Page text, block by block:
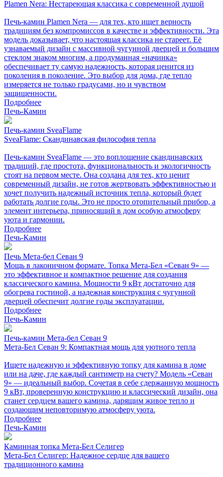
Plamen Nera: Нестареющая классика с современной душой
Печь-камин Plamen Nera — для тех, кто ищет верность
традициям без компромиссов в качестве и эффективности. Эта
модель доказывает, что настоящая классика не стареет. Её
узнаваемый дизайн с массивной чугунной дверцей и большим
стеклом знаком многим, а продуманная «начинка»
обеспечивает ту самую надежность, которая ценится из
поколения в поколение. Это выбор для дома, где тепло
измеряется не только градусами, но и чувством
защищенности.
Подробнее
Печь-Камин
Печь-камин SveaFlame
SveaFlame: Скандинавская философия тепла
Печь-камин SveaFlame — это воплощение скандинавских
традиций, где простота, функциональность и экологичность
стоят на первом месте. Она создана для тех, кто ценит
современный дизайн, не готов жертвовать эффективностью и
хочет получить надежный источник тепла, который будет
работать долгие годы. Это не просто отопительный прибор, а
элемент интерьера, приносящий в дом особую атмосферу
уюта и гармонии.
Подробнее
Печь-Камин
Печь Мета-бел Севан 9
Мощь в лаконичном формате. Топка Мета-Бел «Севан 9» —
это эффективное и компактное решение для создания
классического камина. Мощности 9 кВт достаточно для
обогрева гостиной, а надежная конструкция с чугунной
дверцей обеспечит долгие годы эксплуатации.
Подробнее
Печь-Камин
Печь-камин Мета-бел Севан 9
Мета-Бел Севан 9: Компактная мощь для уютного тепла
Ищете надежную и эффективную топку для камина в доме
или на даче, где каждый сантиметр на счету? Модель «Севан
9» — идеальный выбор. Сочетая в себе сдержанную мощность
9 кВт, проверенную конструкцию и классический дизайн, она
станет сердцем вашего камина, дарящим живое тепло и
создающим неповторимую атмосферу уюта.
Подробнее
Печь-Камин
Каминная топка Мета-Бел Селигер
Мета-Бел Селигер: Надежное сердце для вашего
традиционного камина